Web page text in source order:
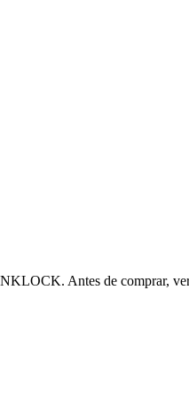
Antes de comprar,